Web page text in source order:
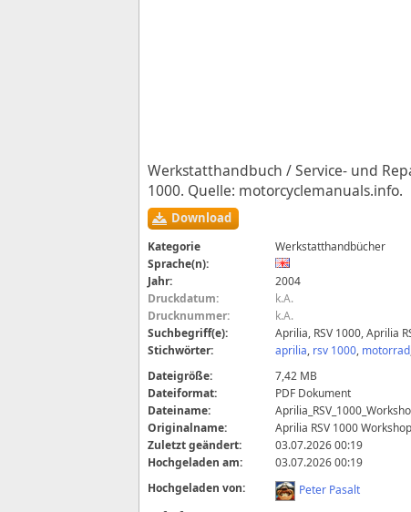
Werkstatthandbuch / Service- und
1000. Quelle: motorcyclemanuals.info.
Download
Kategorie
Werkstatthandbücher
Sprache(n):
Jahr:
2004
Druckdatum:
k.A.
Drucknummer:
k.A.
Suchbegriff(e):
Aprilia, RSV 1000, Aprilia
Stichwörter:
aprilia, rsv 1000, motorrad
Dateigröße:
7,42 MB
Dateiformat:
PDF Dokument
Dateiname:
Originalname:
Aprilia RSV 1000
Zuletzt geändert:
03.07.2026 00:19
Hochgeladen am:
03.07.2026 00:19
Hochgeladen von:
Peter Pasalt